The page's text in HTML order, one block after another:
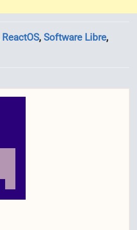
ReactOS, Software Libre,